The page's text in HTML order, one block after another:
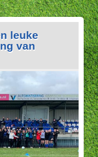
leuke
van